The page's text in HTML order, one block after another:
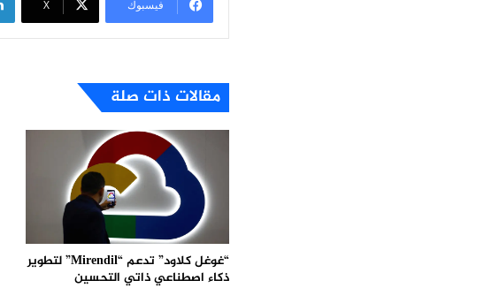
فيسبوك X
مقالات ذات صلة
“غوغل كلاود” تدعم “Mirendil” لتطوير
ذكاء اصطناعي ذاتي التحسين